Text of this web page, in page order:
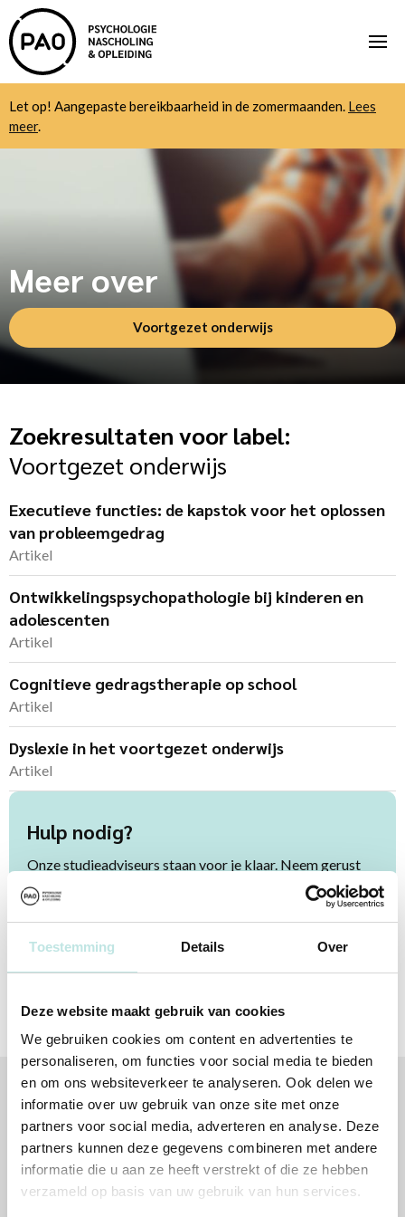
Toestemming Details Over
Deze website maakt gebruik van cookies
We gebruiken cookies om content en advertenties te
personaliseren, om functies voor social media te bieden
en om ons websiteverkeer te analyseren. Ook delen we
informatie over uw gebruik van onze site met onze
partners voor social media, adverteren en analyse. Deze
partners kunnen deze gegevens combineren met andere
informatie die u aan ze heeft verstrekt of die ze hebben
verzameld op basis van uw gebruik van hun services.
Let op! Aangepaste bereikbaarheid in de zomermaanden. Lees
meer.
Meer over
Voortgezet onderwijs
Zoekresultaten voor label:
Voortgezet onderwijs
Executieve functies: de kapstok voor het oplossen
van probleemgedrag
Artikel
Ontwikkelingspsycho­pathologie bij kinderen en
adolescenten
Artikel
Cognitieve gedragstherapie op school
Artikel
Dyslexie in het voortgezet onderwijs
Artikel
Hulp nodig?
Onze studieadviseurs staan voor je klaar. Neem gerust
contact met ze op. Bel
of mail naar
info@pao.nl
Contactopties
Volg jij ons al?